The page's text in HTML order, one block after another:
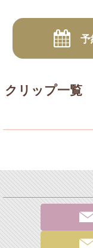
クリップ一覧